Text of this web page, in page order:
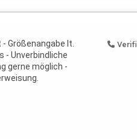
Größenangabe lt.
- Unverbindliche
gerne möglich -